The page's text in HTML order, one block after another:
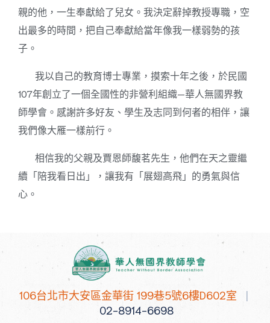
親的他，一生奉獻給了兒女。我決定辭掉教授專職，空
出最多的時間，把自己奉獻給當年像我一樣弱勢的孩
子。
我以自己的教育博士專業，摸索十年之後，於民國
107年創立了一個全國性的非營利組織—華人無國界教
師學會。感謝許多好友、學生及志同到何者的相伴，讓
我們像大雁一樣前行。
相信我的父親及賈恩師馥茗先生，他們在天之靈繼
續「陪我看日出」，讓我有「展翅高飛」的勇氣與信
心。
106台北市大安區金華街 199巷5號6樓D602室 |
02-8914-6698